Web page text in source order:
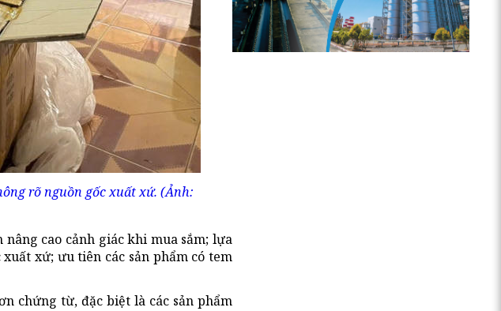
rõ nguồn gốc xuất xứ. (Ảnh:
cao cảnh giác khi mua sắm; lựa
xứ; ưu tiên các sản phẩm có tem
chứng từ, đặc biệt là các sản phẩm